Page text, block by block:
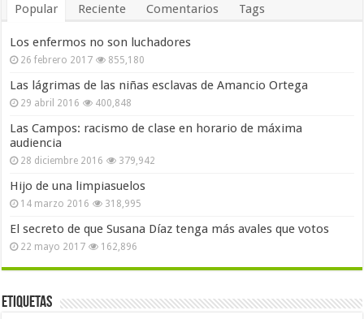
Popular Reciente Comentarios Tags
Los enfermos no son luchadores
26 febrero 2017 855,180
Las lágrimas de las niñas esclavas de Amancio Ortega
29 abril 2016 400,848
Las Campos: racismo de clase en horario de máxima
audiencia
28 diciembre 2016 379,942
Hijo de una limpiasuelos
14 marzo 2016 318,995
El secreto de que Susana Díaz tenga más avales que votos
22 mayo 2017 162,896
Etiquetas